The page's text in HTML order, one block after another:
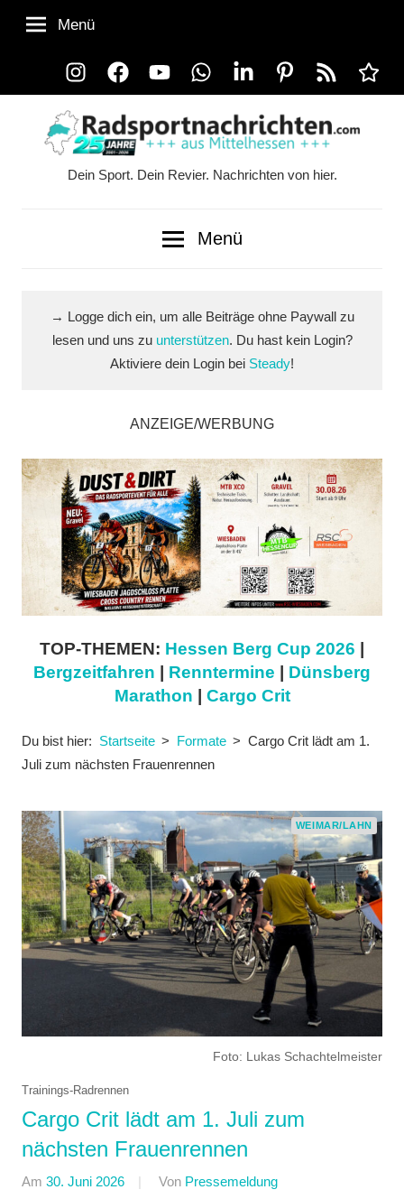
Inhalt
InstagramFacebookYouTubeWhatsAppLinkedInPinterestRSS-
Feed
Alle
Menü
Dein Sport. Dein Revier. Nachrichten von hier.
Menü
→ Logge dich ein, um alle Beiträge ohne Paywall zu
lesen und uns zu unterstützen. Du hast kein Login?
Aktiviere dein Login bei Steady!
ANZEIGE/WERBUNG
TOP-THEMEN: Hessen Berg Cup 2026 |
Bergzeitfahren | Renntermine | Dünsberg
Marathon | Cargo Crit
Du bist hier: Startseite Formate
Cargo Crit lädt am 1.
Juli zum nächsten Frauenrennen
Foto: Lukas Schachtelmeister
WEIMAR/LAHN
Trainings-Radrennen
Cargo Crit lädt am 1. Juli zum
nächsten Frauenrennen
Am 30. Juni 2026 Von Pressemeldung